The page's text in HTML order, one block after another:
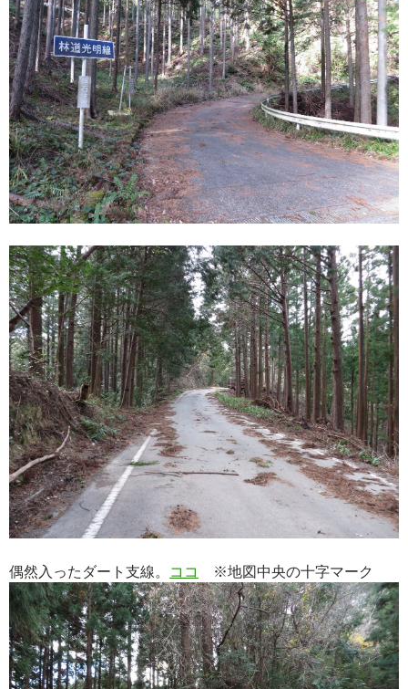
偶然入ったダート支線。 ココ ※地図中央の十字マーク